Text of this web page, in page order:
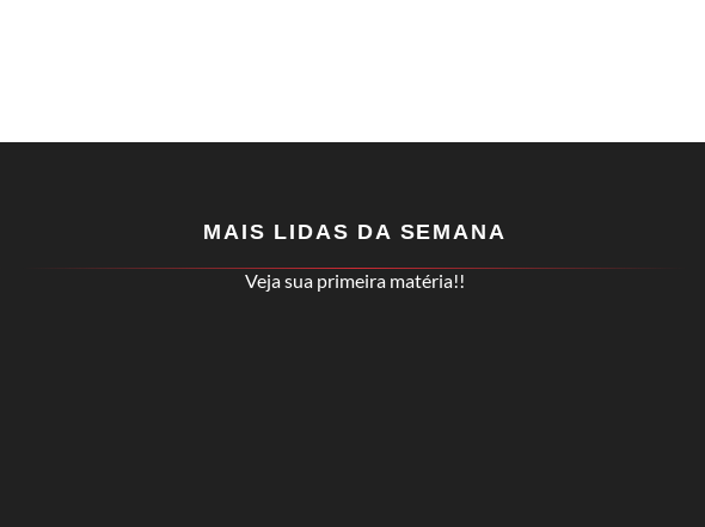
MAIS LIDAS DA SEMANA
Veja sua primeira matéria!!